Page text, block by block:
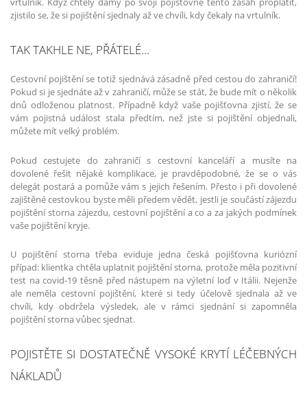
zjistilo se, že si pojištění sjednaly až ve chvíli, kdy čekaly na vrtulník.
TAK TAKHLE NE, PŘÁTELÉ…
Cestovní pojištění se totiž sjednává zásadně před cestou do zahraničí!
Pokud si je sjednáte až v zahraničí, může se stát, že bude mít o několik
dnů odloženou platnost. Případně když vaše pojišťovna zjistí, že se
vám pojistná událost stala předtím, než jste si pojištění objednali,
můžete mít velký problém.
Pokud cestujete do zahraničí s cestovní kanceláří a musíte na
dovolené řešit nějaké komplikace, je pravděpodobné, že se o vás
delegát postará a pomůže vám s jejich řešením. Přesto i při dovolené
zajištěné cestovkou byste měli předem vědět, jestli je součástí zájezdu
pojištění storna zájezdu, cestovní pojištění a co a za jakých podmínek
vaše pojištění kryje.
U pojištění storna třeba eviduje jedna česká pojišťovna kuriózní
případ: klientka chtěla uplatnit pojištění storna, protože měla pozitivní
test na covid­‑19 těsně před nástupem na výletní loď v Itálii. Nejenže
ale neměla cestovní pojištění, které si tedy účelově sjednala až ve
chvíli, kdy obdržela výsledek, ale v rámci sjednání si zapomněla
pojištění storna vůbec sjednat.
POJISTĚTE SI DOSTATEČNĚ VYSOKÉ KRYTÍ LÉČEBNÝCH
NÁKLADŮ